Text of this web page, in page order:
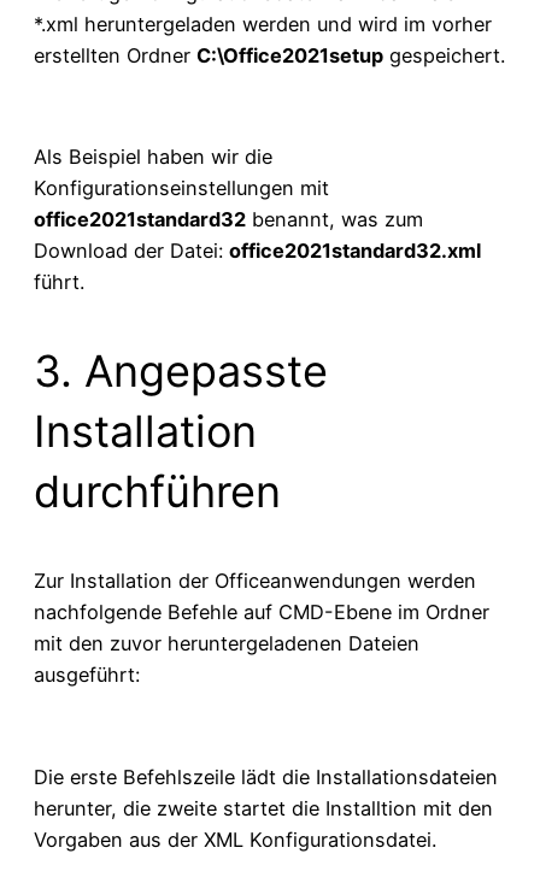
*.xml heruntergeladen werden und wird im vorher
erstellten Ordner C:\Office2021setup gespeichert.
Als Beispiel haben wir die
Konfigurationseinstellungen mit
office2021standard32 benannt, was zum
Download der Datei: office2021standard32.xml
führt.
3. Angepasste
Installation
durchführen
Zur Installation der Officeanwendungen werden
nachfolgende Befehle auf CMD-Ebene im Ordner
mit den zuvor heruntergeladenen Dateien
ausgeführt:
Die erste Befehlszeile lädt die Installationsdateien
herunter, die zweite startet die Installtion mit den
Vorgaben aus der XML Konfigurationsdatei.